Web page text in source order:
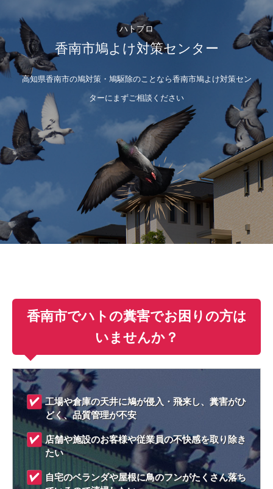
ハトプロ
香南市鳩よけ対策センター
高知県香南市の鳩対策・鳩駆除のことなら香南市鳩よけ対策セン
ターにまずご相談ください
香南市でハトの糞害でお困りの方は
いませんか？
工場や倉庫の天井に鳩が侵入・飛来し、糞害がひ
どく、品質管理が不安
店舗や施設のお客様や従業員の不快感を取り除き
たい
自宅のベランダや屋根に鳥のフンがたくさん落ち